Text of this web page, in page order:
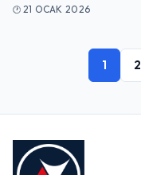
21 OCAK 2026
1 2